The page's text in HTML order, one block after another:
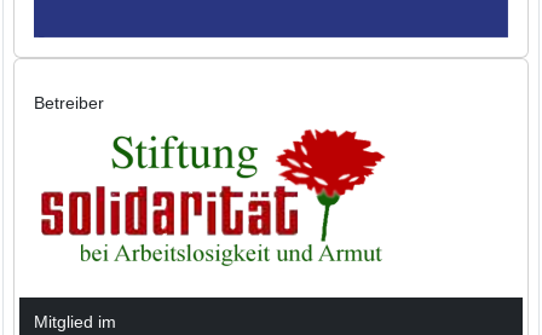
Betreiber
Mitglied im